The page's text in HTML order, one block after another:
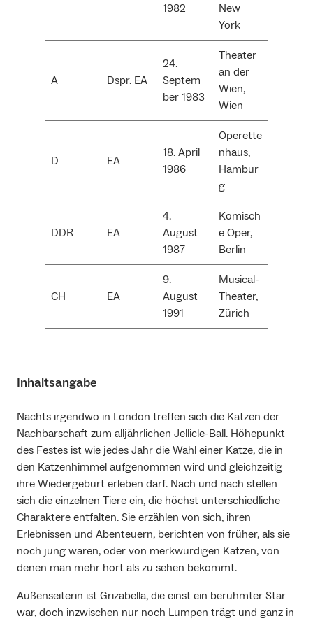
1982
New
York
A Dspr. EA
24.
Septem
ber 1983
Theater
an der
Wien,
Wien
D EA
18. April
1986
Operette
nhaus,
Hambur
g
DDR EA
4.
August
1987
Komisch
e Oper,
Berlin
CH EA
9.
August
1991
Musical-
Theater,
Zürich
Inhaltsangabe
Nachts irgendwo in London treffen sich die Katzen der
Nachbarschaft zum alljährlichen Jellicle-Ball. Höhepunkt
des Festes ist wie jedes Jahr die Wahl einer Katze, die in
den Katzenhimmel aufgenommen wird und gleichzeitig
ihre Wiedergeburt erleben darf. Nach und nach stellen
sich die einzelnen Tiere ein, die höchst unterschiedliche
Charaktere entfalten. Sie erzählen von sich, ihren
Erlebnissen und Abenteuern, berichten von früher, als sie
noch jung waren, oder von merkwürdigen Katzen, von
denen man mehr hört als zu sehen bekommt.
Außenseiterin ist Grizabella, die einst ein berühmter Star
war, doch inzwischen nur noch Lumpen trägt und ganz in